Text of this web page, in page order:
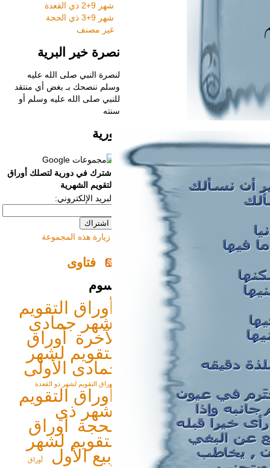
شهر 9+2 ذي القعدة
شهر 9+3 ذي الحجة
غير مصنف
نصرة خير البرية
لنصرة النبي صلى الله عليه
وسلم ننصحك بـبغض أي منتقد
للنبي صلى الله عليه وسلم أو
سنته
دورية
اشترك في دورية لتصلك أوراق
التقويم الشهرية
البريد الإلكتروني:
زيارة هذه المجموعة
فتاوى
وسوم
أوراق التقويم
لشهر جمادى
الآخرة أوراق
التقويم لشهر
جمادى الأولى
أوراق التقويم لشهر ذو القعدة
أوراق التقويم
لشهر ذي
الحجة أوراق
التقويم لشهر
ربيع الأول
أوراق